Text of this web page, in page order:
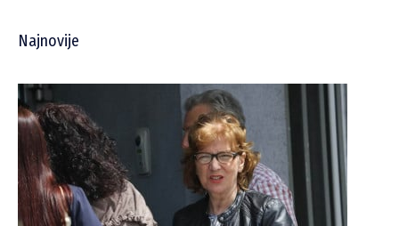
Najnovije